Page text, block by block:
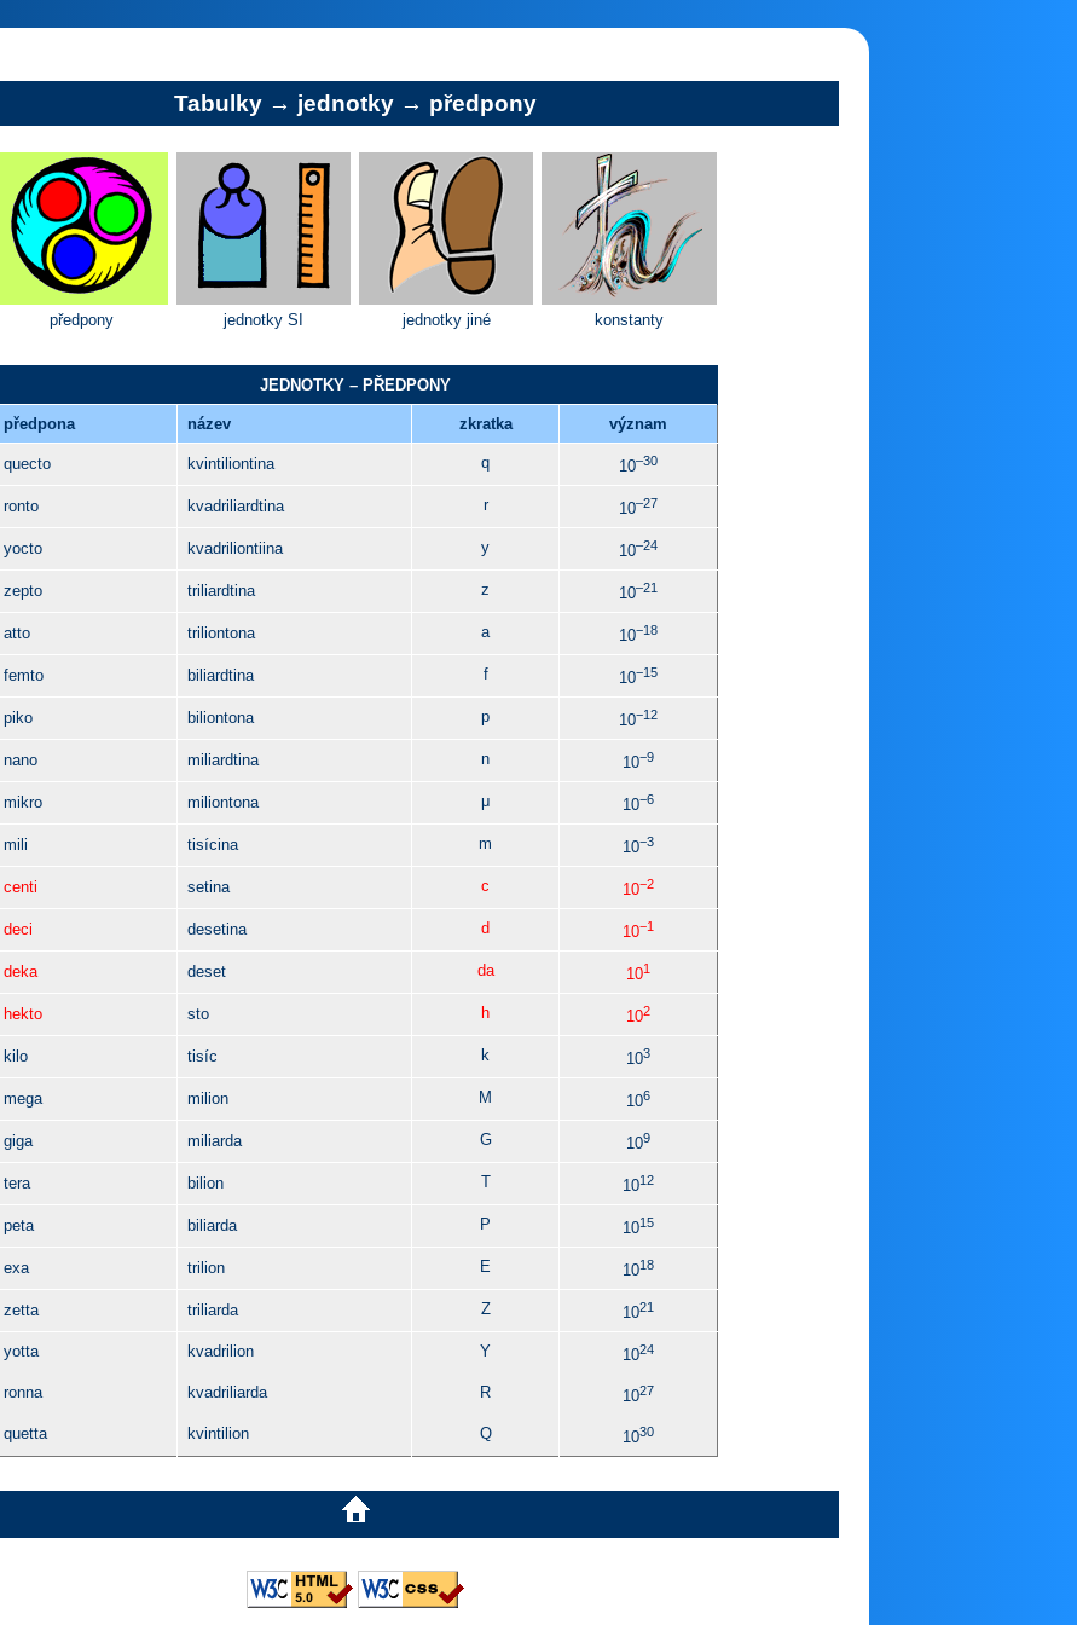
Tabulky → jednotky → předpony
předpony jednotky SI jednotky jiné konstanty
JEDNOTKY – PŘEDPONY
předpona název zkratka význam
quecto kvintiliontina q 10–30
ronto kvadriliardtina r 10–27
yocto kvadriliontiina y 10–24
zepto triliardtina z 10–21
atto triliontona a 10−18
femto biliardtina f 10−15
piko biliontona p 10−12
nano miliardtina n 10−9
mikro miliontona μ 10−6
mili tisícina m 10−3
centi setina c 10−2
deci desetina d 10−1
deka deset da 101
hekto sto h 102
kilo tisíc k 103
mega milion M 106
giga miliarda G 109
tera bilion T 1012
peta biliarda P 1015
exa trilion E 1018
zetta triliarda Z 1021
yotta kvadrilion Y 1024
ronna kvadriliarda R 1027
quetta kvintilion Q 1030